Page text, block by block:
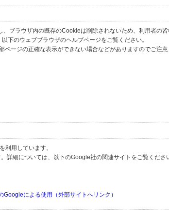
ブラウザ内の既存のCookieは削除されないため、利用者の
下のウェブブラウザのヘルプページをご覧ください。
ージの正確な表示ができない場合などがありますのでご注意
利用しています。
細については、以下のGoogle社の関連サイトをご覧くださ
による使用（外部サイトへリンク）